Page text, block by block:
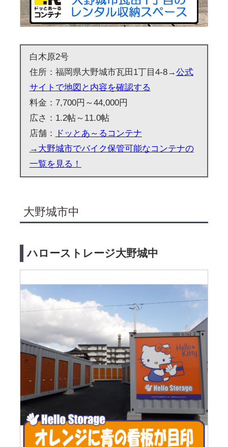
白木原2号
住所：福岡県大野城市瓦田1丁目4-8→公式
サイトで地図と内容を確認する
料金：7,700円～44,000円
広さ：1.2帖～11.0帖
店舗：
ドッとあ～るコンテナ
→大野城市でバイク保管可能なコンテナの
一覧を見る！
大野城市中
ハローストレージ大野城中